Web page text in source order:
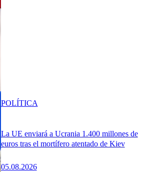
La UE enviará a Ucrania 1.400 millones de
euros tras el mortífero atentado de Kiev
05.08.2026
POLÍTICA